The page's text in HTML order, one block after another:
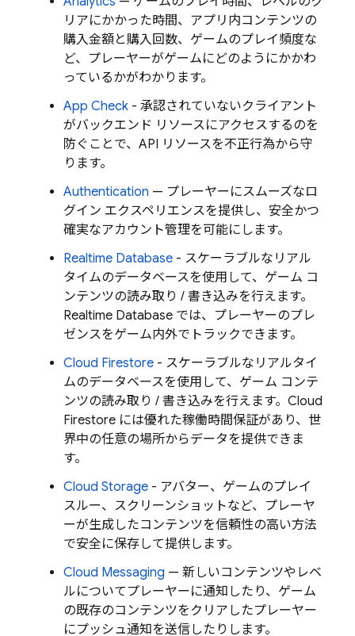
リアにかかった時間、アプリ内コンテンツの
購入金額と購入回数、ゲームのプレイ頻度な
ど、プレーヤーがゲームにどのようにかかわ
っているかがわかります。
App Check - 承認されていないクライアント
がバックエンド リソースにアクセスするのを
防ぐことで、API リソースを不正行為から守
ります。
Authentication — プレーヤーにスムーズなロ
グイン エクスペリエンスを提供し、安全かつ
確実なアカウント管理を可能にします。
Realtime Database - スケーラブルなリアル
タイムのデータベースを使用して、ゲーム コ
ンテンツの読み取り / 書き込みを行えます。
Realtime Database では、プレーヤーのプレ
ゼンスをゲーム内外でトラックできます。
Cloud Firestore - スケーラブルなリアルタイ
ムのデータベースを使用して、ゲーム コンテ
ンツの読み取り / 書き込みを行えます。 Cloud
Firestore には優れた稼働時間保証があり、世
界中の任意の場所からデータを提供できま
す。
Cloud Storage - アバター、ゲームのプレイ
スルー、スクリーンショットなど、プレーヤ
ーが生成したコンテンツを信頼性の高い方法
で安全に保存して提供します。
Cloud Messaging — 新しいコンテンツやレベ
ルについてプレーヤーに通知したり、ゲーム
の既存のコンテンツをクリアしたプレーヤー
にプッシュ通知を送信したりします。